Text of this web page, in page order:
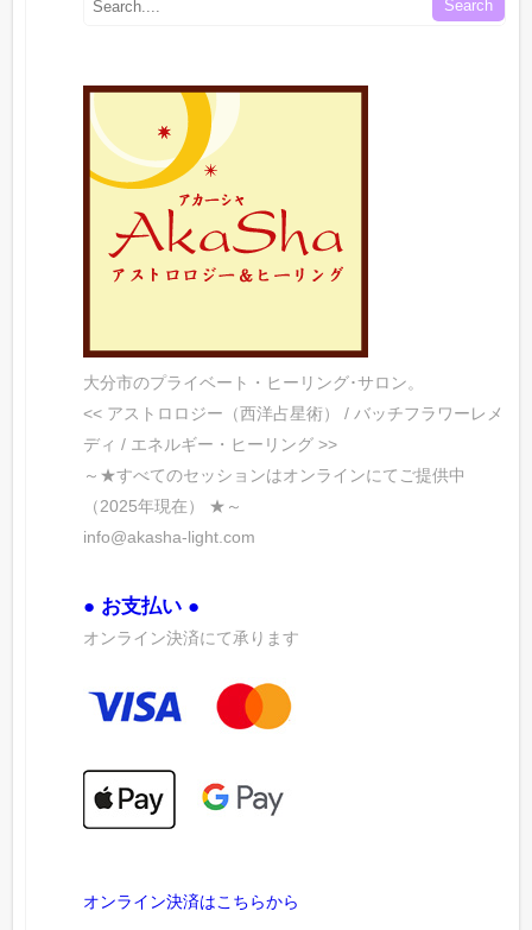
大分市のプライベート・ヒーリング･サロン。
<< アストロロジー（西洋占星術） / バッチフラワーレメ
ディ / エネルギー・ヒーリング >>
～★すべてのセッションはオンラインにてご提供中
（2025年現在） ★～
info@akasha-light.com
● お支払い ●
オンライン決済にて承ります
オンライン決済はこちらから